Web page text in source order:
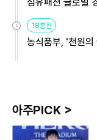
원
18분전
농식품부, '천원
아주PICK >